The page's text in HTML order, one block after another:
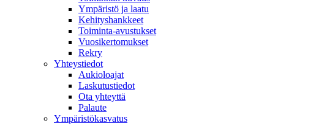
Ympäristö ja laatu
Kehityshankkeet
Toiminta-avustukset
Vuosikertomukset
Rekry
Yhteystiedot
Aukioloajat
Laskutustiedot
Ota yhteyttä
Palaute
Ympäristökasvatus